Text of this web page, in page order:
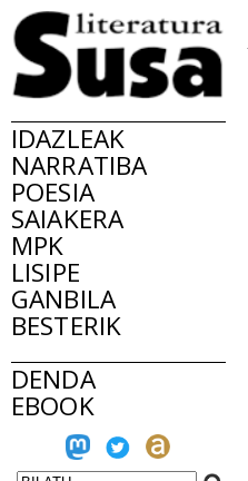
IDAZLEAK
NARRATIBA
POESIA
SAIAKERA
MPK
LISIPE
GANBILA
BESTERIK
DENDA
EBOOK